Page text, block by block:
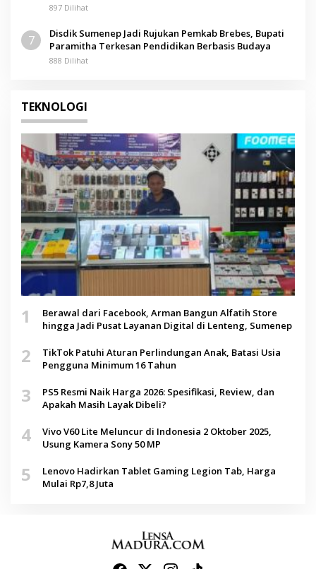
897 Dilihat
7
Disdik Sumenep Jadi Rujukan Pemkab Brebes, Bupati
Paramitha Terkesan Pendidikan Berbasis Budaya
888 Dilihat
TEKNOLOGI
1
Berawal dari Facebook, Arman Bangun Alfatih Store
hingga Jadi Pusat Layanan Digital di Lenteng, Sumenep
2
TikTok Patuhi Aturan Perlindungan Anak, Batasi Usia
Pengguna Minimum 16 Tahun
3
PS5 Resmi Naik Harga 2026: Spesifikasi, Review, dan
Apakah Masih Layak Dibeli?
4
Vivo V60 Lite Meluncur di Indonesia 2 Oktober 2025,
Usung Kamera Sony 50 MP
5
Lenovo Hadirkan Tablet Gaming Legion Tab, Harga
Mulai Rp7,8 Juta